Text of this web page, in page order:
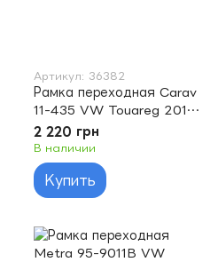
Артикул: 36382
Рамка переходная Carav
11-435 VW Touareg 2010-
2014 2DIN
2 220 грн
В наличии
Купить